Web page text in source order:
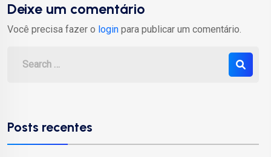
Deixe um comentário
Você precisa fazer o login para publicar um comentário.
Posts recentes